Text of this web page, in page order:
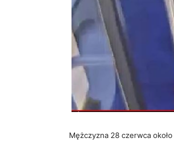
Mężczyzna 28 czerwca